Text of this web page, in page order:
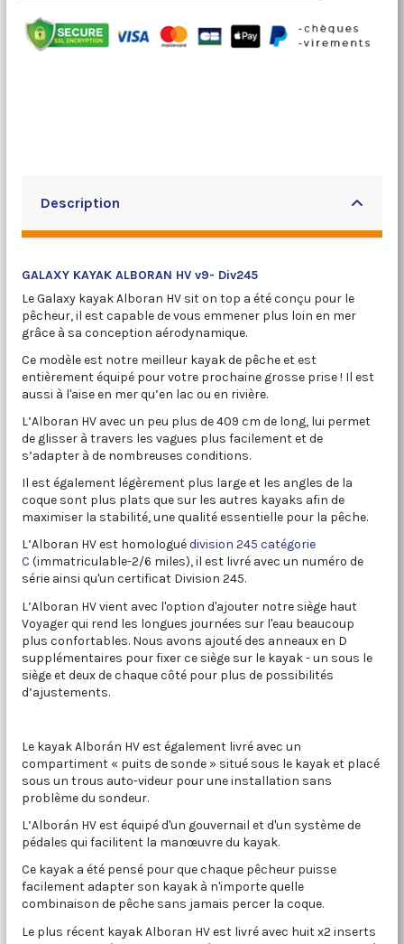
Description
GALAXY KAYAK ALBORAN HV v9- Div245
Le Galaxy kayak Alboran HV sit on top a été conçu pour le
pêcheur, il est capable de vous emmener plus loin en mer
grâce à sa conception aérodynamique.
Ce modèle est notre meilleur kayak de pêche et est
entièrement équipé pour votre prochaine grosse prise ! Il est
aussi à l'aise en mer qu’en lac ou en rivière.
L’Alboran HV avec un peu plus de 409 cm de long, lui permet
de glisser à travers les vagues plus facilement et de
s’adapter à de nombreuses conditions.
Il est également légèrement plus large et les angles de la
coque sont plus plats que sur les autres kayaks afin de
maximiser la stabilité, une qualité essentielle pour la pêche.
L’Alboran HV est homologuédivision 245 catégorie
C (immatriculable-2/6 miles), il est livré avec un numéro de
série ainsi qu'un certificat Division 245.
L’Alboran HV vient avec l'option d'ajouter notre siège haut
Voyager qui rend les longues journées sur l'eau beaucoup
plus confortables. Nous avons ajouté des anneaux en D
supplémentaires pour fixer ce siège sur le kayak - un sous le
siège et deux de chaque côté pour plus de possibilités
d’ajustements.
Le kayak Alborán HV est également livré avec un
compartiment « puits de sonde » situé sous le kayak et placé
sous un trous auto-videur pour une installation sans
problème du sondeur.
L’Alborán HV est équipé d'un gouvernail et d'un système de
pédales qui facilitent la manœuvre du kayak.
Ce kayak a été pensé pour que chaque pêcheur puisse
facilement adapter son kayak à n'importe quelle
combinaison de pêche sans jamais percer la coque.
Le plus récent kayak Alboran HV est livré avec huit x2 inserts